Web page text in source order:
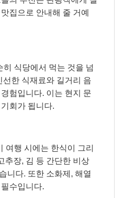
집으로 안내해 줄 거예
히 식당에서 먹는 것을 넘
한 식재료와 길거리 음
험입니다. 이는 현지 문
회가 됩니다.
여행 시에는 한식이 그리
추장, 김 등 간단한 비상
니다. 또한 소화제, 해열
수입니다.